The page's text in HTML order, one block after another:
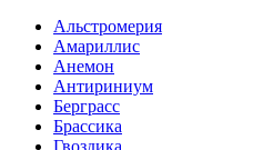
Альстромерия
Амариллис
Анемон
Антириниум
Берграсс
Брассика